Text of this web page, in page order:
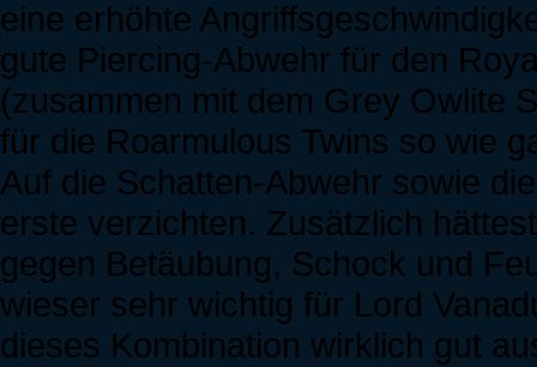
eine erhöhte
gute Piercing-Abwehr für den
(zusammen mit dem Grey Owlite
für die Roarmulous Twins so wie
Auf die Schatten-Abwehr sowie
erste verzichten. Zusätzlich
gegen Betäubung, Schock und
wieser sehr wichtig für Lord
dieses Kombination wirklich gut